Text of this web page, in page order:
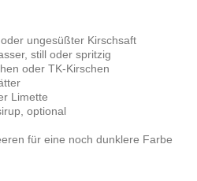
ungesüßter Kirschsaft
still oder spritzig
oder TK-Kirschen
Limette
optional
für eine noch dunklere Farbe